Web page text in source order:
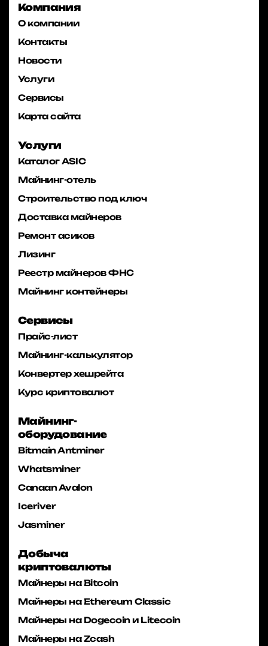
Компания
О компании
Контакты
Новости
Услуги
Сервисы
Карта сайта
Услуги
Каталог ASIC
Майнинг-отель
Строительство под ключ
Доставка майнеров
Ремонт асиков
Лизинг
Реестр майнеров ФНС
Майнинг контейнеры
Сервисы
Прайс-лист
Майнинг-калькулятор
Конвертер хешрейта
Курс криптовалют
Майнинг-
оборудование
Bitmain Antminer
Whatsminer
Canaan Avalon
Iceriver
Jasminer
Добыча
криптовалюты
Майнеры на Bitcoin
Майнеры на Ethereum Classic
Майнеры на Dogecoin и Litecoin
Майнеры на Zcash